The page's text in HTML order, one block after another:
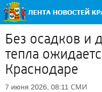
Без осадков и
тепла
Краснодаре
7 июня 2026, 08:11 СМИ